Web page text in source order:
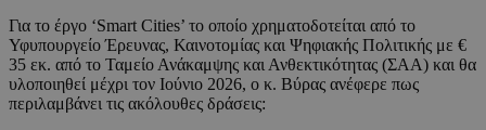
Για το έργο ‘Smart Cities’ το οποίο χρηματοδοτείται από το
Υφυπουργείο Έρευνας, Καινοτομίας και Ψηφιακής Πολιτικής με €
35 εκ. από το Ταμείο Ανάκαμψης και Ανθεκτικότητας (ΣΑΑ) και θα
υλοποιηθεί μέχρι τον Ιούνιο 2026, ο κ. Βύρας ανέφερε πως
περιλαμβάνει τις ακόλουθες δράσεις: